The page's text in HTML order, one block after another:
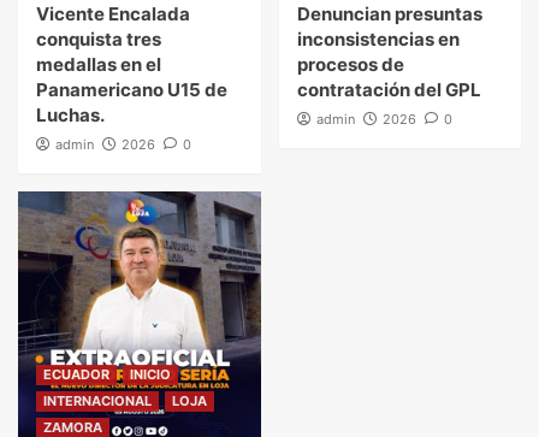
Vicente Encalada
conquista tres
medallas en el
Panamericano U15 de
Luchas.
admin 2026 0
Denuncian presuntas
inconsistencias en
procesos de
contratación del GPL
admin 2026 0
ECUADOR
INICIO
INTERNACIONAL
LOJA
ZAMORA